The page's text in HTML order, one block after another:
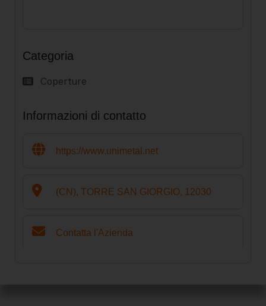
Categoria
Coperture
Informazioni di contatto
https://www.unimetal.net
(CN), TORRE SAN GIORGIO, 12030
Contatta l'Azienda